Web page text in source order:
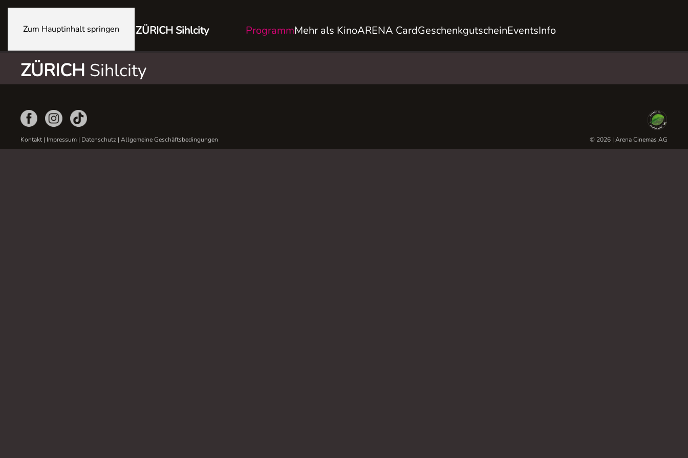
Zum Hauptinhalt springen ZÜRICH Sihlcity ProgrammMehr als KinoARENA CardGeschenkgutscheinEventsInfo
ZÜRICH Sihlcity
Kontakt| Impressum | Datenschutz | Allgemeine Geschäftsbedingungen © 2026 | Arena Cinemas AG